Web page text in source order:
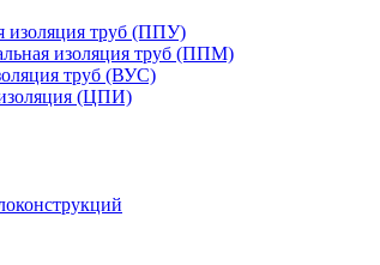
изоляция труб (ППУ)
изоляция труб (ППМ)
труб (ВУС)
(ЦПИ)